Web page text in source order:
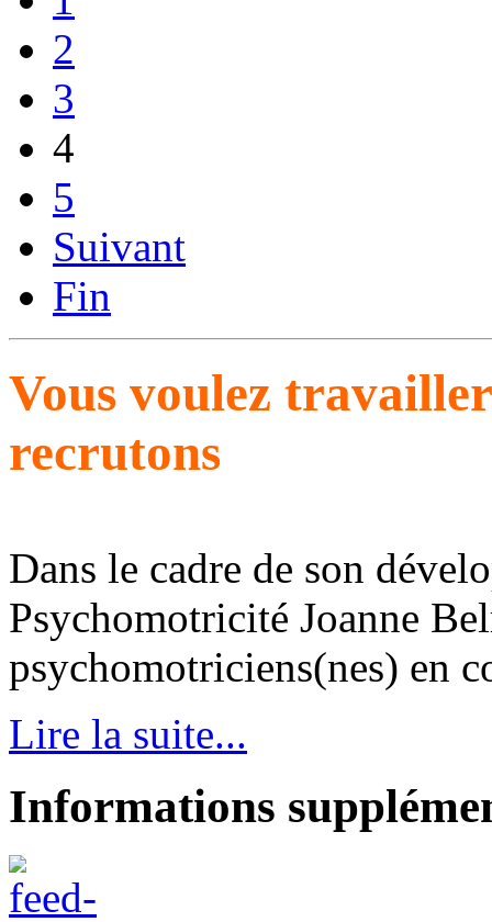
2
3
4
5
Suivant
Fin
Vous voulez
recrutons
Dans le cadre de son
Psychomotricité Joanne
psychomotriciens(nes) en
Lire la suite...
Informations